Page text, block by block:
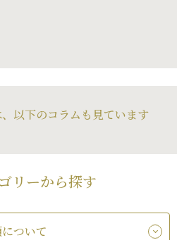
以下のコラムも見ています
リーから探す
ついて